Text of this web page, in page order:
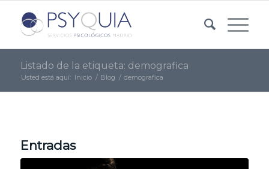
Listado de la etiqueta: demografica
Usted está aquí: Inicio / Blog / demografica
Entradas